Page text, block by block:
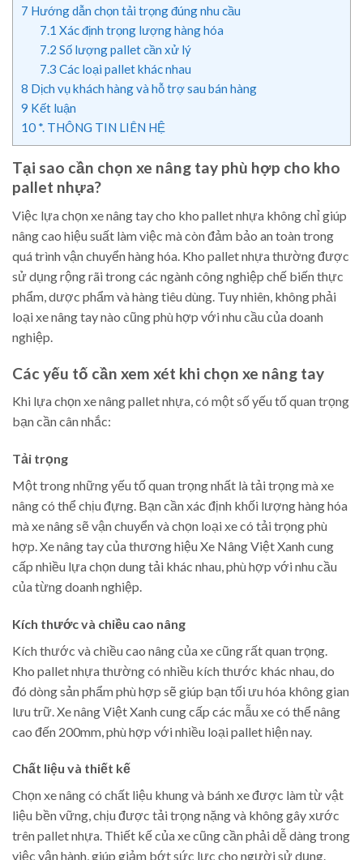
7 Hướng dẫn chọn tải trọng đúng nhu cầu
7.1 Xác định trọng lượng hàng hóa
7.2 Số lượng pallet cần xử lý
7.3 Các loại pallet khác nhau
8 Dịch vụ khách hàng và hỗ trợ sau bán hàng
9 Kết luận
10 *. THÔNG TIN LIÊN HỆ
Tại sao cần chọn xe nâng tay phù hợp cho kho
pallet nhựa?
Việc lựa chọn xe nâng tay cho kho pallet nhựa không chỉ giúp
nâng cao hiệu suất làm việc mà còn đảm bảo an toàn trong
quá trình vận chuyển hàng hóa. Kho pallet nhựa thường được
sử dụng rộng rãi trong các ngành công nghiệp chế biến thực
phẩm, dược phẩm và hàng tiêu dùng. Tuy nhiên, không phải
loại xe nâng tay nào cũng phù hợp với nhu cầu của doanh
nghiệp.
Các yếu tố cần xem xét khi chọn xe nâng tay
Khi lựa chọn xe nâng pallet nhựa, có một số yếu tố quan trọng
bạn cần cân nhắc:
Tải trọng
Một trong những yếu tố quan trọng nhất là tải trọng mà xe
nâng có thể chịu đựng. Bạn cần xác định khối lượng hàng hóa
mà xe nâng sẽ vận chuyển và chọn loại xe có tải trọng phù
hợp. Xe nâng tay của thương hiệu Xe Nâng Việt Xanh cung
cấp nhiều lựa chọn dung tải khác nhau, phù hợp với nhu cầu
của từng doanh nghiệp.
Kích thước và chiều cao nâng
Kích thước và chiều cao nâng của xe cũng rất quan trọng.
Kho pallet nhựa thường có nhiều kích thước khác nhau, do
đó dòng sản phẩm phù hợp sẽ giúp bạn tối ưu hóa không gian
lưu trữ. Xe nâng Việt Xanh cung cấp các mẫu xe có thể nâng
cao đến 200mm, phù hợp với nhiều loại pallet hiện nay.
Chất liệu và thiết kế
Chọn xe nâng có chất liệu khung và bánh xe được làm từ vật
liệu bền vững, chịu được tải trọng nặng và không gây xước
trên pallet nhựa. Thiết kế của xe cũng cần phải dễ dàng trong
việc vận hành, giúp giảm bớt sức lực cho người sử dụng.